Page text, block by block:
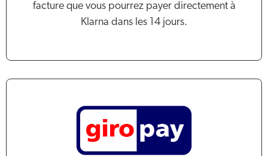
facture que vous pourrez payer directement à
Klarna dans les 14 jours.